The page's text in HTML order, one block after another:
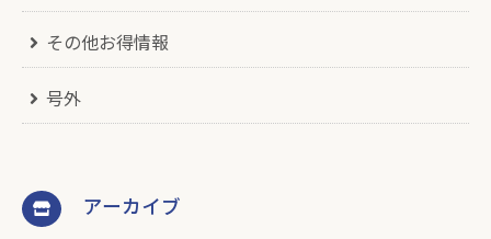
その他お得情報
号外
アーカイブ